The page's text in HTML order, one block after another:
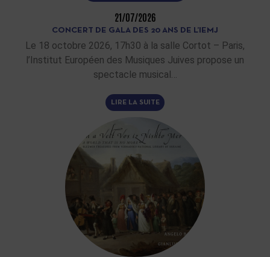
21/07/2026
CONCERT DE GALA DES 20 ANS DE L’IEMJ
Le 18 octobre 2026, 17h30 à la salle Cortot – Paris,
l’Institut Européen des Musiques Juives propose un
spectacle musical…
LIRE LA SUITE